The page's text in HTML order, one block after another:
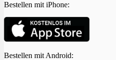
Bestellen mit iPhone:
Bestellen mit Android: